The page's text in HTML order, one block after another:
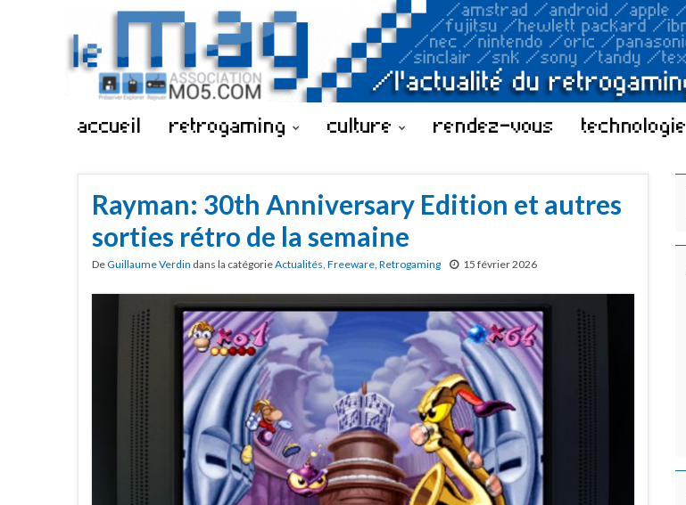
accueil retrogaming culture rendez-vous technologie
Rayman: 30th Anniversary Edition et autres
sorties rétro de la semaine
DeGuillaume Verdin dans la catégorieActualités, Freeware, Retrogaming 15 février 2026